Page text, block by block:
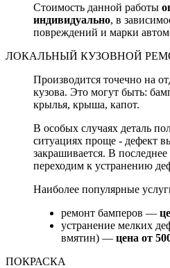
Стоимость данной работы
индивидуально, в
повреждений и марки
ЛОКАЛЬНЫЙ КУЗОВНОЙ
Производится точечно на
кузова. Это могут быть:
крылья, крыша, капот.
В особых случаях деталь
ситуациях проще - дефект
закрашивается. В
переходим к устранению
Наиболее популярные
ремонт бамперов —
устранение мелких
вмятин) — цена от
ПОКРАСКА